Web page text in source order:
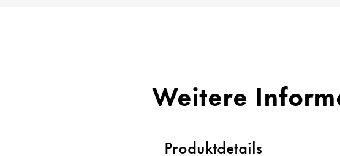
Weitere
Produktdetails